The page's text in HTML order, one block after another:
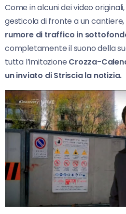
Come in alcuni dei video originali,
gesticola di fronte a un cantiere,
rumore di traffico in
completamente il suono della
tutta l’imitazione Crozza-
un inviato di Striscia la notizia.